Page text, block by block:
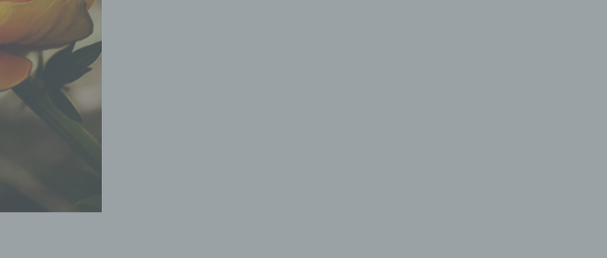
Verarbeitung
besteht, dass diese
werden, um bestimmte
oder vorherzusagen.